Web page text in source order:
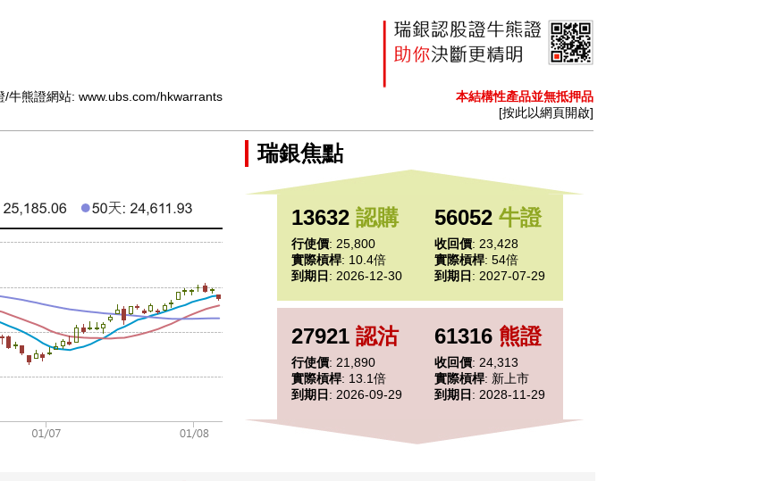
/牛熊證網站: www.ubs.com/hkwarrants
本結構性產品並無抵押品
[按此以網頁開啟]
瑞銀焦點
13632 認購
行使價: 25,800
實際槓桿: 10.4倍
到期日 : 2026-12-30
56052 牛證
收回價: 23,428
實際槓桿: 54倍
到期日 : 2027-07-29
27921 認沽
行使價: 21,890
實際槓桿: 13.1倍
到期日 : 2026-09-29
61316 熊證
收回價: 24,313
實際槓桿: 新上市
到期日 : 2028-11-29